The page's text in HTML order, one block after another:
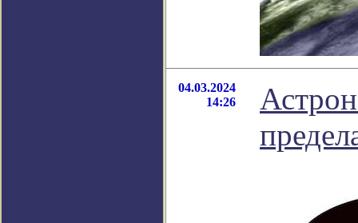
04.03.2024
14:26